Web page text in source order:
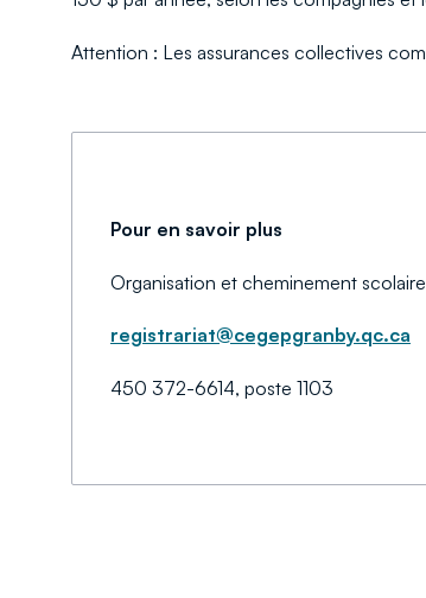
Attention : Les assurances collectives
Pour en savoir plus
Organisation et cheminement
registrariat@cegepgranby.qc.ca
450 372-6614, poste 1103